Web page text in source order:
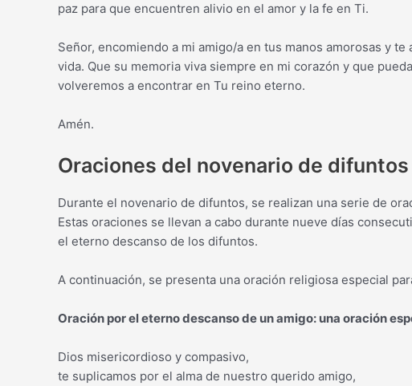
paz para que encuentren alivio en el amor y la fe en Ti.
Señor, encomiendo a mi amigo/a en tus manos amorosas y
vida. Que su memoria viva siempre en mi corazón y que
volveremos a encontrar en Tu reino eterno.
Amén.
Oraciones del novenario de difuntos
Durante el novenario de difuntos, se realizan una serie de
Estas oraciones se llevan a cabo durante nueve días
el eterno descanso de los difuntos.
A continuación, se presenta una oración religiosa especial
Oración por el eterno descanso de un amigo: una oración
Dios misericordioso y compasivo,
te suplicamos por el alma de nuestro querido amigo,